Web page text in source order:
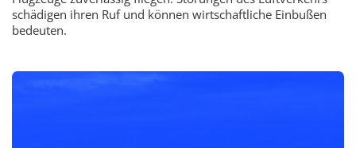
schädigen ihren Ruf und können wirtschaftliche Einbußen
bedeuten.